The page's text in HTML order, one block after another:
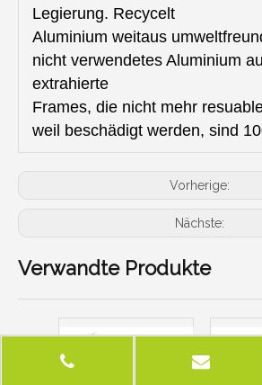
Legierung. Recycelt
Aluminium weitaus
nicht verwendetes Aluminium
extrahierte
Frames, die nicht mehr
weil beschädigt werden, sind
Vorherige:
Nächste:
Verwandte Produkte